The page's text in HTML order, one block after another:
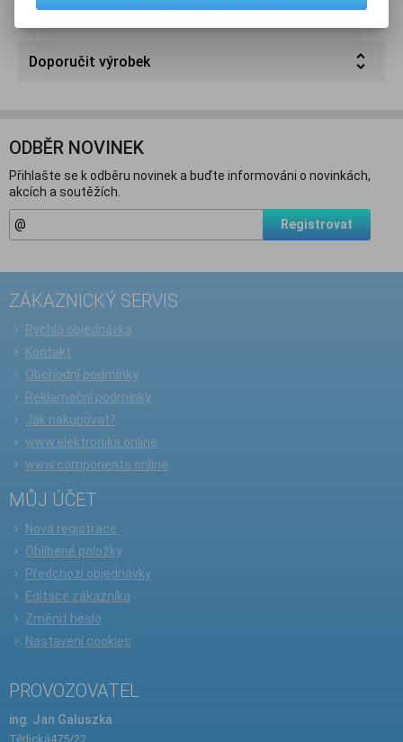
Dotaz na výrobek
Doporučit výrobek
ODBĚR NOVINEK
Přihlašte se k odběru novinek a buďte informováni o novinkách,
akcích a soutěžích.
Registrovat
ZÁKAZNICKÝ SERVIS
Rychlá objednávka
Kontakt
Obchodní podmínky
Reklamační podmínky
Jak nakupovat?
www.elektronika.online
www.components.online
MŮJ ÚČET
Nová registrace
Oblíbené položky
Předchozí objednávky
Editace zákazníka
Změnit heslo
Nastavení cookies
PROVOZOVATEL
ing. Jan Galuszka
Těrlická475/22